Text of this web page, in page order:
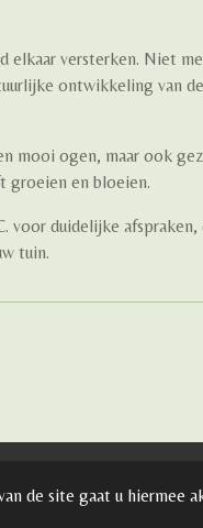
de site gaat u hiermee
elkaar versterken. Niet
ontwikkeling van
mooi ogen, maar ook
groeien en bloeien.
voor duidelijke
tuin.